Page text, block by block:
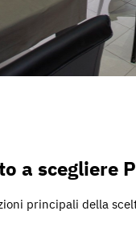
a scegliere
principali della